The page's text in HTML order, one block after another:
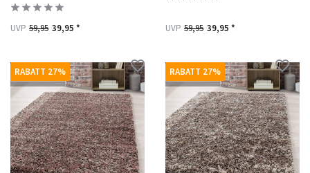
UVP 59,95 39,95 * UVP 59,95 39,95 *
RABATT 27% RABATT 27%